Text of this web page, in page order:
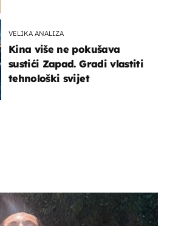
VELIKA ANALIZA
Kina više ne pokušava
sustići Zapad. Gradi vlastiti
tehnološki svijet